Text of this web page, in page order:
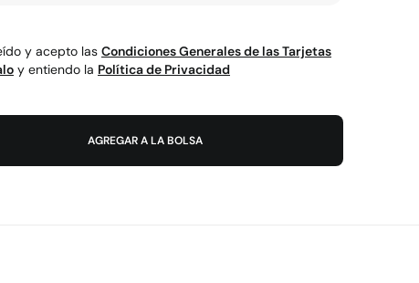
y acepto las Condiciones Generales de las Tarjetas
y entiendo la Política de Privacidad
AGREGAR A LA BOLSA